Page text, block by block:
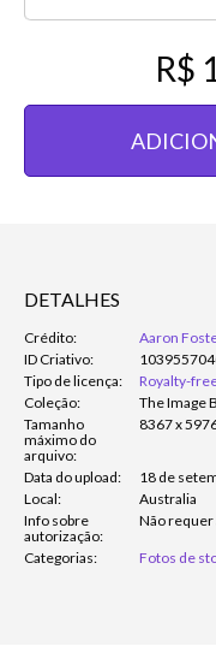
R$
DETALHES
Crédito:
Aaron
ID Criativo:
Tipo de licença:
Royalty-
Coleção:
The Image
Tamanho
máximo do
arquivo:
8367 x
Data do upload:
18 de
Local:
Australia
Info sobre
autorização:
Não
Categorias: Fotos de